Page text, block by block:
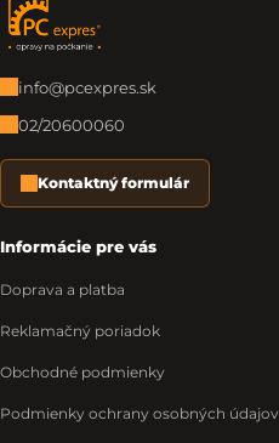
Zápätie
info@pcexpres.sk
02/20600060
Kontaktný formulár
Informácie pre vás
Doprava a platba
Reklamačný poriadok
Obchodné podmienky
Podmienky ochrany osobných údajov